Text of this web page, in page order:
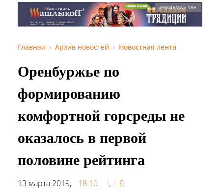
РЕКЛАМА • 18+
Главная Архив новостей Новостная лента
Оренбуржье по
формированию
комфортной горсреды не
оказалось в первой
половине рейтинга
13 марта 2019, 18:10
6